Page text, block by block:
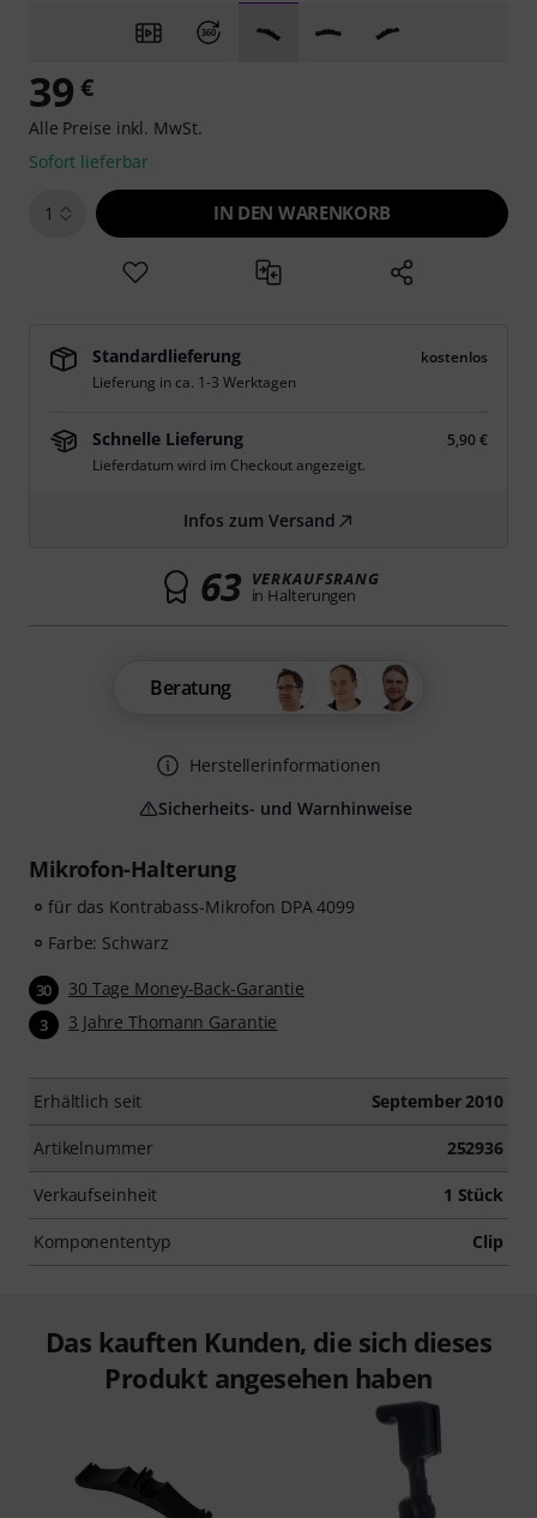
Mikrofon-Halterung
für das Kontrabass-Mikrofon DPA 4099
Farbe: Schwarz
30 30 Tage Money-Back-Garantie
3 3 Jahre Thomann Garantie
Erhältlich seit September 2010
Artikelnummer 252936
Verkaufseinheit 1 Stück
Komponententyp Clip
39 €
Alle Preise inkl. MwSt.
Sofort lieferbar
1 IN DEN WARENKORB
Standardlieferung
kostenlos
Lieferung in ca. 1-3 Werktagen
Schnelle Lieferung
5,90 €
Lieferdatum wird im Checkout angezeigt.
Infos zum Versand
63 VERKAUFSRANG
in Halterungen
Beratung
Herstellerinformationen
Sicherheits- und Warnhinweise
Das kauften Kunden, die sich dieses
Produkt angesehen haben